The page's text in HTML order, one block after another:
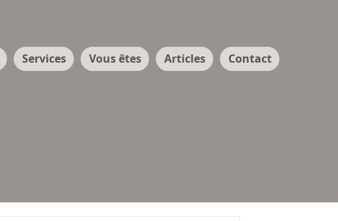
Services Vous êtes Articles Contact